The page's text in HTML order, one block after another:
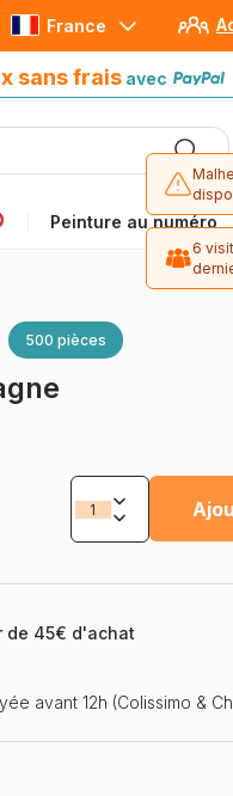
France
sans frais avec
Peinture au numéro
avec Paypal
500 pièces
de 45€ d'achat
avant 12h (Colissimo &
6